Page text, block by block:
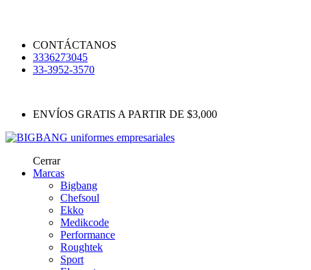
CONTÁCTANOS
3336273045
33-3952-3570
ENVÍOS GRATIS A PARTIR DE $3,000
Cerrar
Marcas
Bigbang
Chefsoul
Ekko
Medikcode
Performance
Roughtek
Sport